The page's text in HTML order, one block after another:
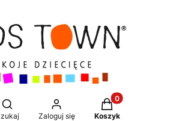
Otwórz wyszukiwarkę
Zaloguj się
Produkty w
Koszyk